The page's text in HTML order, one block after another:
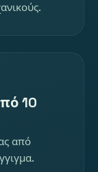
10
από